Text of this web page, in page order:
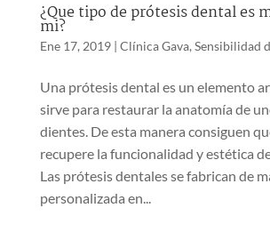
¿Que tipo de prótesis dental es
mi?
Ene 17, 2019| Clínica Gava, Sensibilidad
Una prótesis dental es un elemento
sirve para restaurar la anatomía de
dientes. De esta manera consiguen
recupere la funcionalidad y estética
Las prótesis dentales se fabrican de
personalizada en...